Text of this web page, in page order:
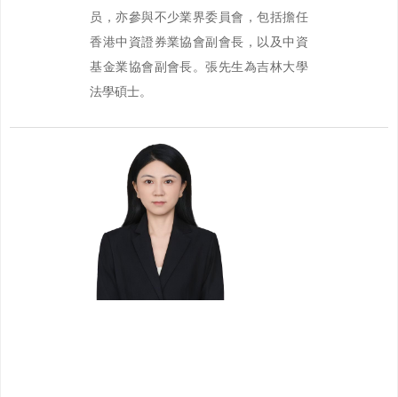
员，亦參與不少業界委員會，包括擔任
香港中資證券業協會副會長，以及中資
基金業協會副會長。張先生為吉林大學
法學碩士。